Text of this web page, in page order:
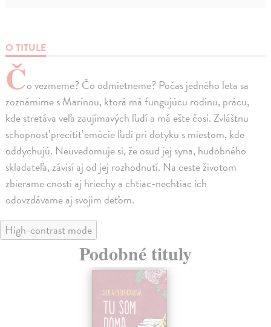
O TITULE
Čo vezmeme? Čo odmietneme? Počas jedného leta sa
zoznámime s Marínou, ktorá má fungujúcu rodinu, prácu,
kde stretáva veľa zaujímavých ľudí a má ešte čosi. Zvláštnu
schopnosť precítiť emócie ľudí pri dotyku s miestom, kde
oddychujú. Neuvedomuje si, že osud jej syna, hudobného
skladateľa, závisí aj od jej rozhodnutí. Na ceste životom
zbierame cnosti aj hriechy a chtiac-nechtiac ich
odovzdávame aj svojim deťom.
High-contrast mode
Podobné tituly